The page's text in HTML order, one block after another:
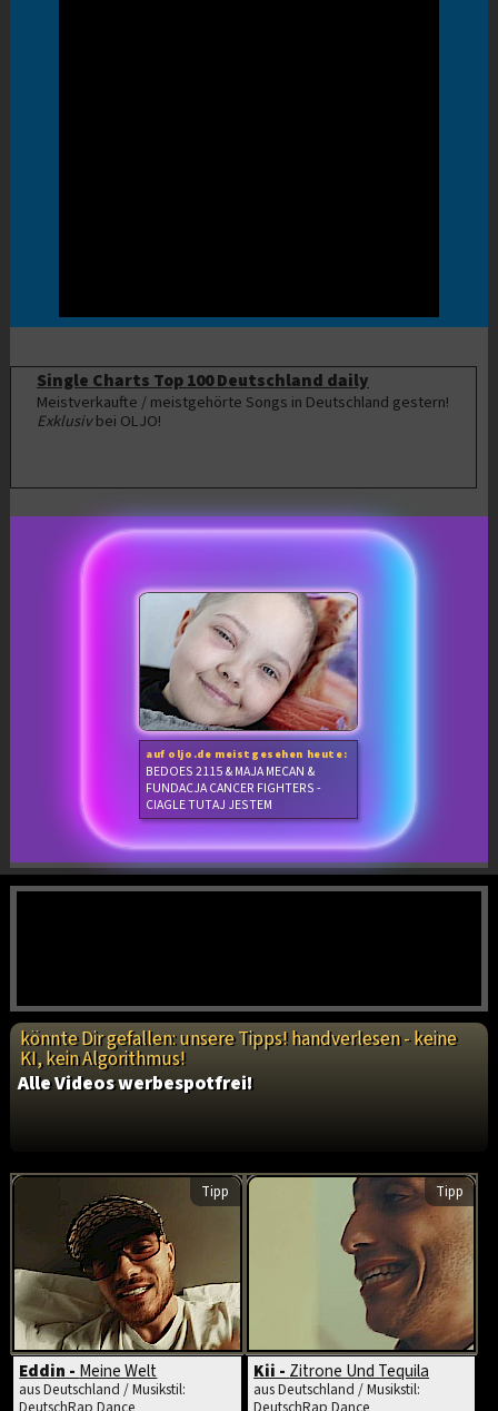
Single Charts Top 100 Deutschland daily
Meistverkaufte / meistgehörte Songs in Deutschland gestern!
Exklusivbei OLJO!
auf oljo.de meistgesehen heute:
BEDOES 2115 & MAJA MECAN &
FUNDACJA CANCER FIGHTERS -
CIAGLE TUTAJ JESTEM
könnte Dir gefallen: unsere Tipps! handverlesen - keine
KI, kein Algorithmus!
Alle Videos werbespotfrei!
Tipp
Eddin - Meine Welt
aus Deutschland / Musikstil:
Tipp
Kii - Zitrone Und Tequila
aus Deutschland / Musikstil: